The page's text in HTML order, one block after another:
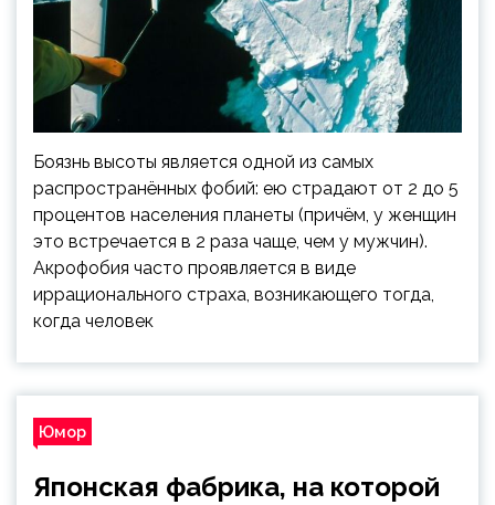
Боязнь высоты является одной из самых
распространённых фобий: ею страдают от 2 до 5
процентов населения планеты (причём, у женщин
это встречается в 2 раза чаще, чем у мужчин).
Акрофобия часто проявляется в виде
иррационального страха, возникающего тогда,
когда человек
Юмор
Японская фабрика, на которой